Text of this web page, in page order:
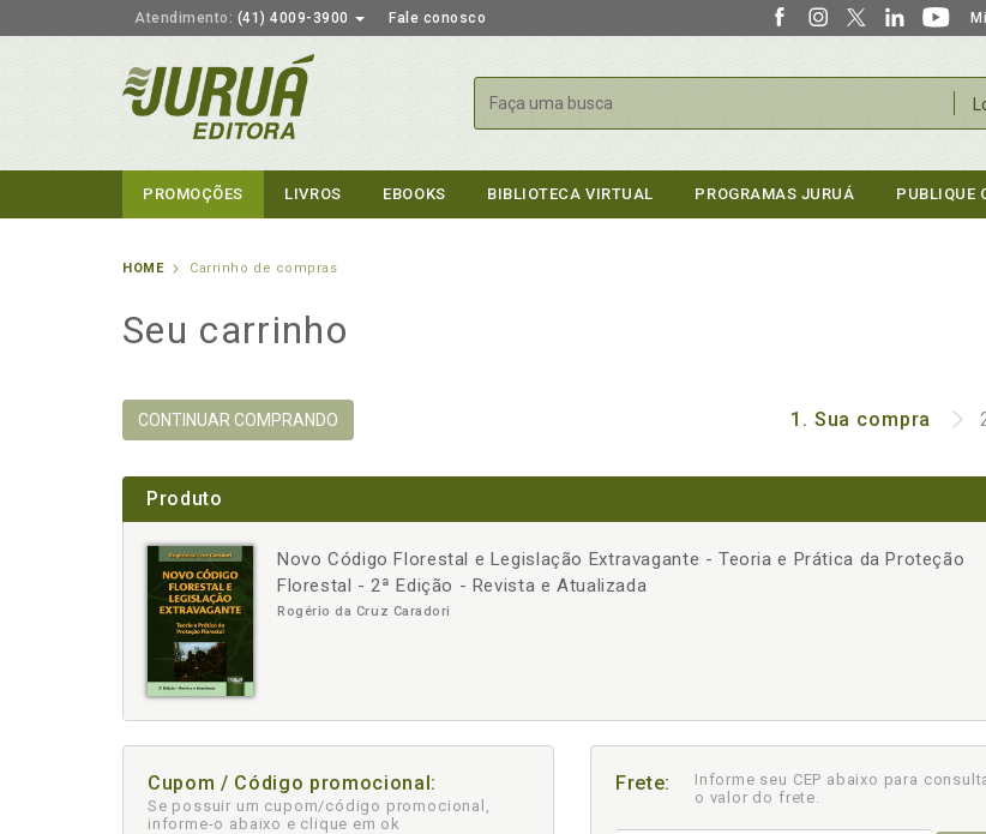
Atendimento: (41) 4009-3900 Fale conosco
Buscar
PROMOÇÕES LIVROS EBOOKS BIBLIOTECA VIRTUAL PROGRAMAS JURUÁ PUBLIQUE
HOME Carrinho de compras
Seu carrinho
CONTINUAR COMPRANDO 1. Sua compra
Produto
Novo Código Florestal e Legislação Extravagante - Teoria e Prática da Proteção
Florestal - 2ª Edição - Revista e Atualizada
Rogério da Cruz Caradori
- +
Cupom / Código promocional:
Se possuir um cupom/código promocional,
informe-o abaixo e clique em ok
Frete:
Informe seu CEP abaixo para
o valor do frete.